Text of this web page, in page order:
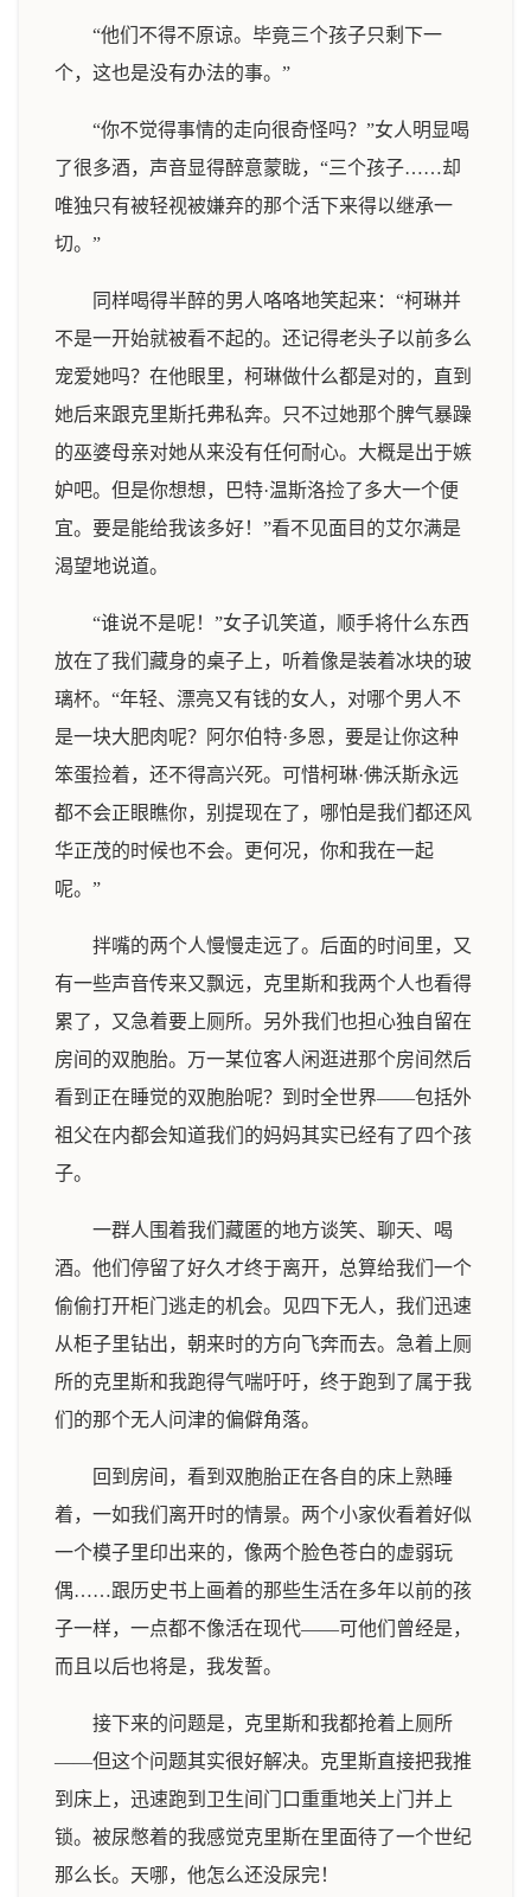
“他们不得不原谅。毕竟三个孩子只剩下一
个，这也是没有办法的事。”
“你不觉得事情的走向很奇怪吗？”女人明显喝
了很多酒，声音显得醉意蒙眬，“三个孩子……却
唯独只有被轻视被嫌弃的那个活下来得以继承一
切。”
同样喝得半醉的男人咯咯地笑起来：“柯琳并
不是一开始就被看不起的。还记得老头子以前多么
宠爱她吗？在他眼里，柯琳做什么都是对的，直到
她后来跟克里斯托弗私奔。只不过她那个脾气暴躁
的巫婆母亲对她从来没有任何耐心。大概是出于嫉
妒吧。但是你想想，巴特·温斯洛捡了多大一个便
宜。要是能给我该多好！”看不见面目的艾尔满是
渴望地说道。
“谁说不是呢！”女子讥笑道，顺手将什么东西
放在了我们藏身的桌子上，听着像是装着冰块的玻
璃杯。“年轻、漂亮又有钱的女人，对哪个男人不
是一块大肥肉呢？阿尔伯特·多恩，要是让你这种
笨蛋捡着，还不得高兴死。可惜柯琳·佛沃斯永远
都不会正眼瞧你，别提现在了，哪怕是我们都还风
华正茂的时候也不会。更何况，你和我在一起
呢。”
拌嘴的两个人慢慢走远了。后面的时间里，又
有一些声音传来又飘远，克里斯和我两个人也看得
累了，又急着要上厕所。另外我们也担心独自留在
房间的双胞胎。万一某位客人闲逛进那个房间然后
看到正在睡觉的双胞胎呢？到时全世界——包括外
祖父在内都会知道我们的妈妈其实已经有了四个孩
子。
一群人围着我们藏匿的地方谈笑、聊天、喝
酒。他们停留了好久才终于离开，总算给我们一个
偷偷打开柜门逃走的机会。见四下无人，我们迅速
从柜子里钻出，朝来时的方向飞奔而去。急着上厕
所的克里斯和我跑得气喘吁吁，终于跑到了属于我
们的那个无人问津的偏僻角落。
回到房间，看到双胞胎正在各自的床上熟睡
着，一如我们离开时的情景。两个小家伙看着好似
一个模子里印出来的，像两个脸色苍白的虚弱玩
偶……跟历史书上画着的那些生活在多年以前的孩
子一样，一点都不像活在现代——可他们曾经是，
而且以后也将是，我发誓。
接下来的问题是，克里斯和我都抢着上厕所
——但这个问题其实很好解决。克里斯直接把我推
到床上，迅速跑到卫生间门口重重地关上门并上
锁。被尿憋着的我感觉克里斯在里面待了一个世纪
那么长。天哪，他怎么还没尿完！